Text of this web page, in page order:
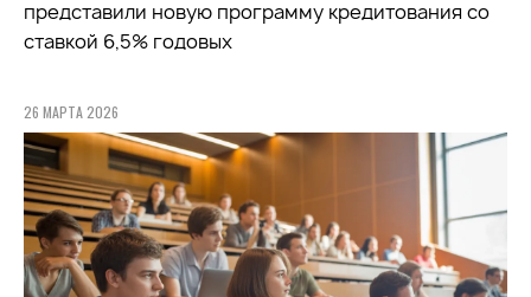
представили новую программу кредитования со
ставкой 6,5% годовых
26 МАРТА 2026